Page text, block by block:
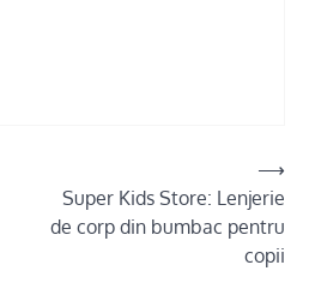
Super Kids Store: Lenjerie
de corp din bumbac pentru
copii
⟶